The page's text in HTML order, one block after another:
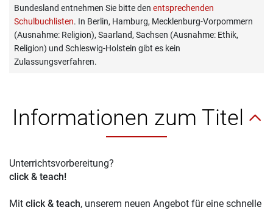
Bundesland entnehmen Sie bitte den entsprechenden
Schulbuchlisten. In Berlin, Hamburg, Mecklenburg-Vorpommern
(Ausnahme: Religion), Saarland, Sachsen (Ausnahme: Ethik,
Religion) und Schleswig-Holstein gibt es kein
Zulassungsverfahren.
Informationen zum Titel
Unterrichtsvorbereitung?
click & teach!
Mit click & teach, unserem neuen Angebot für eine schnelle